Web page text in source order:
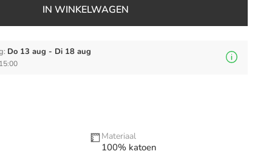
IN WINKELWAGEN
Do 13 aug - Di 18 aug
Materiaal
100% katoen